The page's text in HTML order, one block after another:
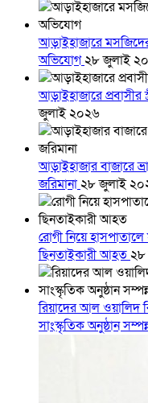
আড়াইহাজারে
অভিযোগ২৮ জুলাই
আড়াইহাজারে প্রবাসীর
জুলাই ২০২৬
আড়াইহাজার বাজারে
জরিমানা২৮ জুলাই
রোগী নিয়ে
ছিনতাইকারী আহত২৮
রিয়াদের আল ওয়ালিদ
সাংস্কৃতিক অনুষ্ঠান